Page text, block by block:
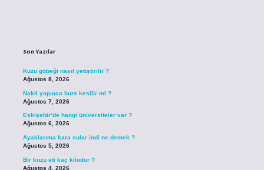
Son Yazılar
Kuzu göbeği nasıl yetiştirilir ?
Ağustos 8, 2026
Nakil yapınca burs kesilir mi ?
Ağustos 7, 2026
Eskişehir’de hangi üniversiteler var ?
Ağustos 6, 2026
Ayaklarıma kara sular indi ne demek ?
Ağustos 5, 2026
Bir kuzu eti kaç kilodur ?
Ağustos 4, 2026